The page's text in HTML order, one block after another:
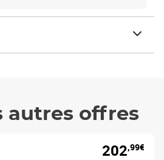
autres offres
202,99€